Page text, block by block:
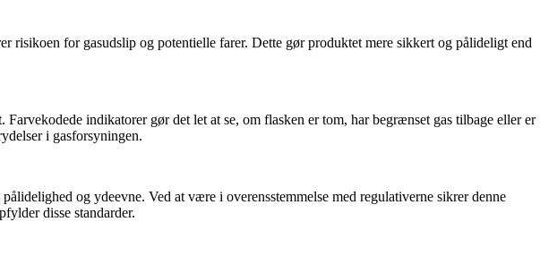
for gasudslip og potentielle farer. Dette gør produktet mere sikkert og pålideligt end
indikatorer gør det let at se, om flasken er tom, har begrænset gas tilbage eller er
i gasforsyningen.
og ydeevne. Ved at være i overensstemmelse med regulativerne sikrer denne
disse standarder.